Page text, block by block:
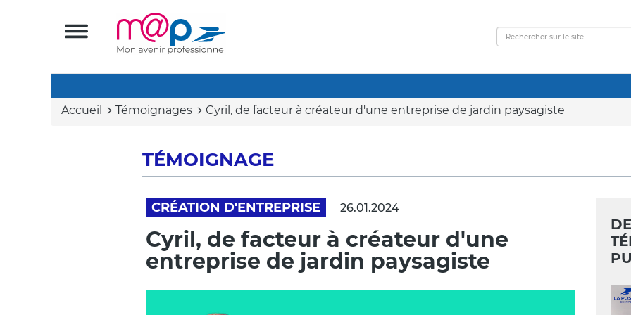
Accueil Témoignages Cyril, de facteur à créateur d'une entreprise de jardin paysagiste
TÉMOIGNAGE
CRÉATION D'ENTREPRISE 26.01.2024
Cyril, de facteur à créateur d'une
entreprise de jardin paysagiste